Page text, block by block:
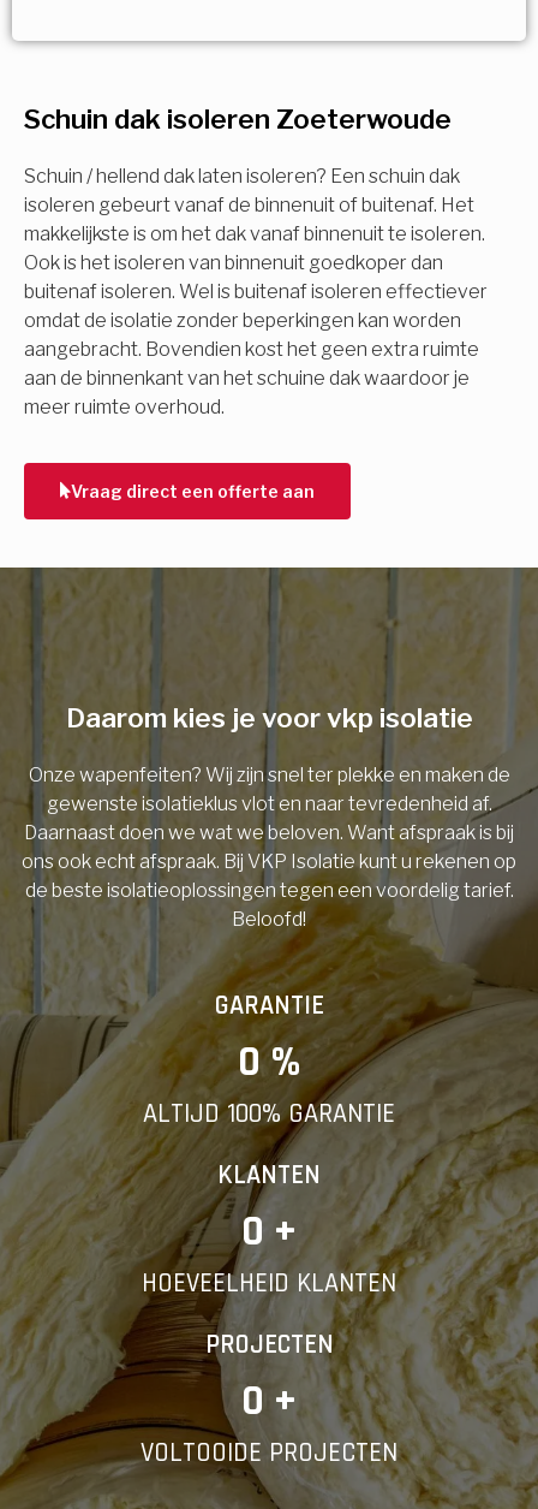
Schuin dak isoleren Zoeterwoude
Schuin / hellend dak laten isoleren? Een schuin dak
isoleren gebeurt vanaf de binnenuit of buitenaf. Het
makkelijkste is om het dak vanaf binnenuit te isoleren.
Ook is het isoleren van binnenuit goedkoper dan
buitenaf isoleren. Wel is buitenaf isoleren effectiever
omdat de isolatie zonder beperkingen kan worden
aangebracht. Bovendien kost het geen extra ruimte
aan de binnenkant van het schuine dak waardoor je
meer ruimte overhoud.
Vraag direct een offerte aan
Meerdere keuzes mogelijk
Isolatiemaatregel
Spouwisolatie
Vloerisolatie
Dakisolatie
Gevelisolatie
Vorige Volgende
subsidie!
Vul uw gegevens in en ontvang nu direct uw
berekening per mail.
Voornaam
Telefoonnummer
Vorige
Daarom kies je voor vkp isolatie
Onze wapenfeiten? Wij zijn snel ter plekke en maken de
gewenste isolatieklus vlot en naar tevredenheid af.
Daarnaast doen we wat we beloven. Want afspraak is bij
ons ook echt afspraak. Bij VKP Isolatie kunt u rekenen op
de beste isolatieoplossingen tegen een voordelig tarief.
Beloofd!
GARANTIE
0 %
ALTIJD 100% GARANTIE
KLANTEN
0 +
HOEVEELHEID KLANTEN
PROJECTEN
0 +
VOLTOOIDE PROJECTEN